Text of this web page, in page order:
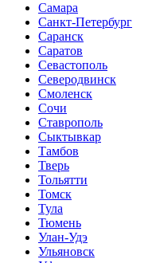
Самара
Санкт-Петербург
Саранск
Саратов
Севастополь
Северодвинск
Смоленск
Сочи
Ставрополь
Сыктывкар
Тамбов
Тверь
Тольятти
Томск
Тула
Тюмень
Улан-Удэ
Ульяновск